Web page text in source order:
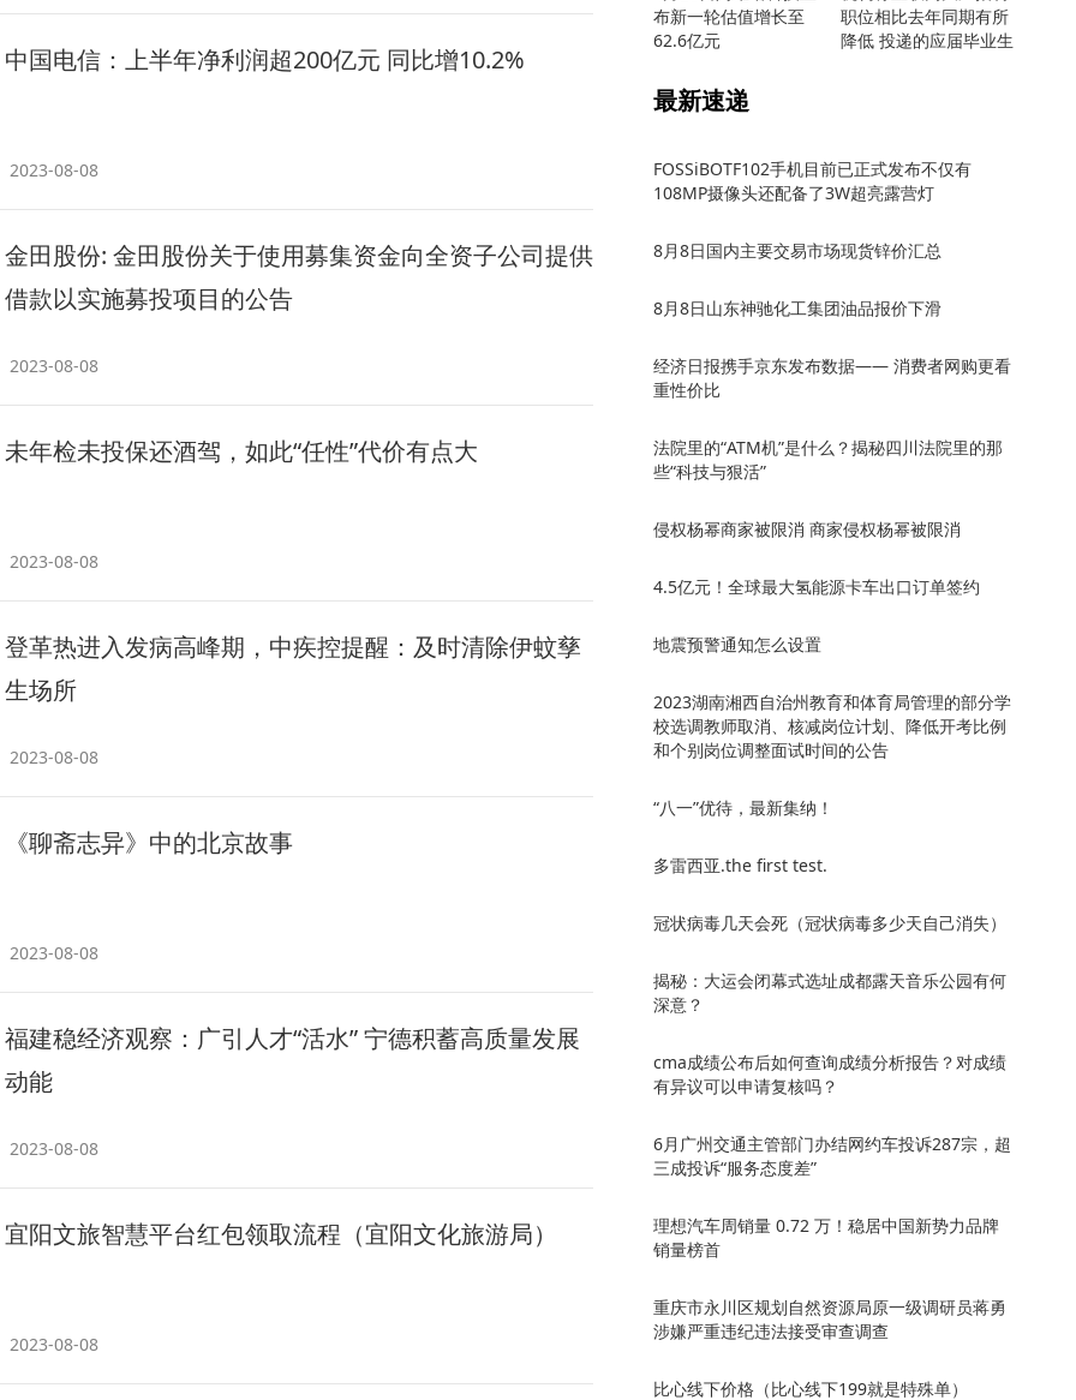
中国电信：上半年净利润超200亿元 同比增10.2%
2023-08-08
金田股份: 金田股份关于使用募集资金向全资子公司提供
借款以实施募投项目的公告
2023-08-08
未年检未投保还酒驾，如此“任性”代价有点大
2023-08-08
登革热进入发病高峰期，中疾控提醒：及时清除伊蚊孳
生场所
2023-08-08
《聊斋志异》中的北京故事
2023-08-08
福建稳经济观察：广引人才“活水” 宁德积蓄高质量发展
动能
2023-08-08
宜阳文旅智慧平台红包领取流程（宜阳文化旅游局）
2023-08-08
布新一轮估值增长至
62.6亿元
职位相比去年同期有所
降低 投递的应届毕业生
最新速递
FOSSiBOTF102手机目前已正式发布不仅有
108MP摄像头还配备了3W超亮露营灯
8月8日国内主要交易市场现货锌价汇总
8月8日山东神驰化工集团油品报价下滑
经济日报携手京东发布数据—— 消费者网购更看
重性价比
法院里的“ATM机”是什么？揭秘四川法院里的那
些“科技与狠活”
侵权杨幂商家被限消 商家侵权杨幂被限消
4.5亿元！全球最大氢能源卡车出口订单签约
地震预警通知怎么设置
2023湖南湘西自治州教育和体育局管理的部分学
校选调教师取消、核减岗位计划、降低开考比例
和个别岗位调整面试时间的公告
“八一”优待，最新集纳！
多雷西亚.the first test.
冠状病毒几天会死（冠状病毒多少天自己消失）
揭秘：大运会闭幕式选址成都露天音乐公园有何
深意？
cma成绩公布后如何查询成绩分析报告？对成绩
有异议可以申请复核吗？
6月广州交通主管部门办结网约车投诉287宗，超
三成投诉“服务态度差”
理想汽车周销量 0.72 万！稳居中国新势力品牌
销量榜首
重庆市永川区规划自然资源局原一级调研员蒋勇
涉嫌严重违纪违法接受审查调查
比心线下价格（比心线下199就是特殊单）